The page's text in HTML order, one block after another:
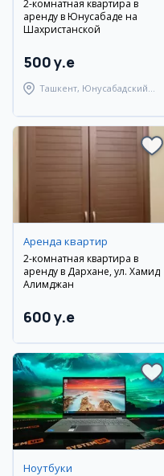
2-комнатная квартира в
аренду в Юнусабаде на
Шахристанской
500 y.e
Ташкент, Юнусабадский
Аренда квартир
2-комнатная квартира в
аренду в Дархане, ул. Хамид
Алимджан
600 y.e
Ноутбуки